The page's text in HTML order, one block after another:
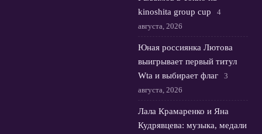
kinoshita group cup
4
августа, 2026
Юная россиянка Лютова
выигрывает первый титул
Wta и выбирает флаг
3
августа, 2026
Лала Крамаренко и Яна
Кудрявцева: музыка, медали